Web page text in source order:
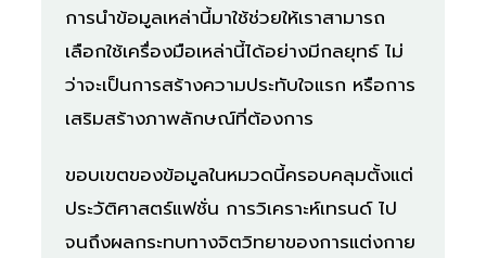
การนำข้อมูลเหล่านี้มาใช้ช่วยให้เราสามารถ
เลือกใช้เครื่องมือเหล่านี้ได้อย่างมีกลยุทธ์ ไม่
ว่าจะเป็นการสร้างความประทับใจแรก หรือการ
เสริมสร้างภาพลักษณ์ที่ต้องการ
ขอบเขตของข้อมูลในหมวดนี้ครอบคลุมตั้งแต่
ประวัติศาสตร์แฟชั่น การวิเคราะห์เทรนด์ ไป
จนถึงผลกระทบทางจิตวิทยาของการแต่งกาย